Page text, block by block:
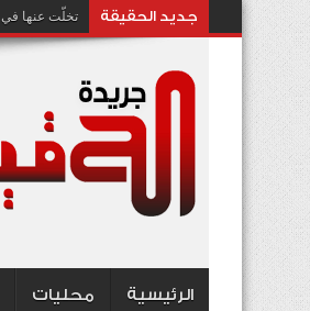
جديد الحقيقة تخلّت عنها في 2021.. ميتا تعيد إحياء تقنية تثير الجدل بشأن انتهاك الخصوصية
الرئيسية محليات